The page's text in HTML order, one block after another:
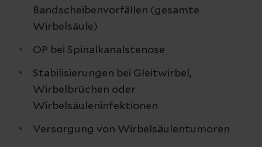
Bandscheibenvorfällen (gesamte
Wirbelsäule)
OP bei Spinalkanalstenose
Stabilisierungen bei Gleitwirbel,
Wirbelbrüchen oder
Wirbelsäuleninfektionen
Versorgung von Wirbelsäulentumoren